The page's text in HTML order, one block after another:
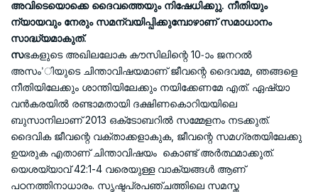
അവിടെയൊക്കെ ദൈവത്തെയും നിഷേധിക്കുു. നീതിയും
ന്യായവും നേരും സമന്വയിപ്പിക്കുമ്പോഴാണ് സമാധാനം
സാദ്ധ്യമാകുത്.
സഭകളുടെ അഖിലലോക കൗസിലിന്റെ 10-ാം ജനറല്‍
അസം’ിയുടെ ചിന്താവിഷയമാണ് ജീവന്റെ ദൈവമേ, ഞങ്ങളെ
നീതിയിലേക്കും ശാന്തിയിലേക്കും നയിക്കേണമേ എത്. ഏഷ്യാ
വന്‍കരയില്‍ രണ്ടാമതായി ദക്ഷിണകൊറിയയിലെ
ബുസാനിലാണ് 2013 ഒക്‌ടോബറില്‍ സമ്മേളനം നടക്കുത്.
ദൈവിക ജീവന്റെ വക്താക്കളാകുക, ജീവന്റെ സമഗ്രതയിലേക്കു
ഉയരുക എതാണ് ചിന്താവിഷയം കൊണ്ട് അര്‍ത്ഥമാക്കുത്.
യെശയ്യാവ് 42:1-4 വരെയുള്ള വാക്യങ്ങള്‍ ആണ്
പഠനത്തിനാധാരം. സൃഷ്ടപ്രപഞ്ചത്തിലെ സമസ്ത